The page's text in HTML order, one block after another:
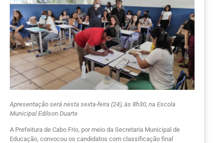
Apresentação será nesta sexta-feira (24), às 8h30, na Escola
Municipal Edilson Duarte
A Prefeitura de Cabo Frio, por meio da Secretaria Municipal de
Educação, convocou os candidatos com classificação final